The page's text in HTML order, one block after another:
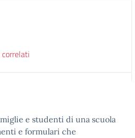
correlati
e studenti di una scuola
e formulari che